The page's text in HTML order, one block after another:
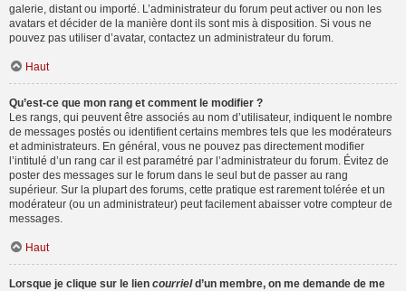
galerie, distant ou importé. L’administrateur du forum peut activer ou non les
avatars et décider de la manière dont ils sont mis à disposition. Si vous ne
pouvez pas utiliser d’avatar, contactez un administrateur du forum.
Haut
Qu’est-ce que mon rang et comment le modifier ?
Les rangs, qui peuvent être associés au nom d’utilisateur, indiquent le nombre
de messages postés ou identifient certains membres tels que les modérateurs
et administrateurs. En général, vous ne pouvez pas directement modifier
l’intitulé d’un rang car il est paramétré par l’administrateur du forum. Évitez de
poster des messages sur le forum dans le seul but de passer au rang
supérieur. Sur la plupart des forums, cette pratique est rarement tolérée et un
modérateur (ou un administrateur) peut facilement abaisser votre compteur de
messages.
Haut
Lorsque je clique sur le lien courrield’un membre, on me demande de me